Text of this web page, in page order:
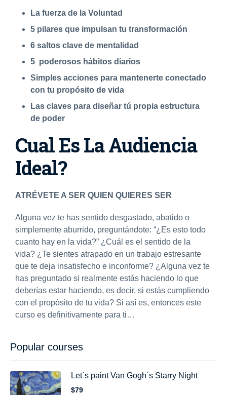
La fuerza de la Voluntad
5 pilares que impulsan tu transformación
6 saltos clave de mentalidad
5 poderosos hábitos diarios
Simples acciones para mantenerte conectado
con tu propósito de vida
Las claves para diseñar tú propia estructura
de poder
Cual Es La Audiencia
Ideal?
ATRÉVETE A SER QUIEN QUIERES SER
Alguna vez te has sentido desgastado, abatido o
simplemente aburrido, preguntándote: “¿Es esto todo
cuanto hay en la vida?” ¿Cuál es el sentido de la
vida? ¿Te sientes atrapado en un trabajo estresante
que te deja insatisfecho e inconforme? ¿Alguna vez te
has preguntado si realmente estás haciendo lo que
deberías estar haciendo, es decir, si estás cumpliendo
con el propósito de tu vida? Si así es, entonces este
curso es definitivamente para ti…
Popular courses
Let`s paint Van Gogh`s Starry Night
$79